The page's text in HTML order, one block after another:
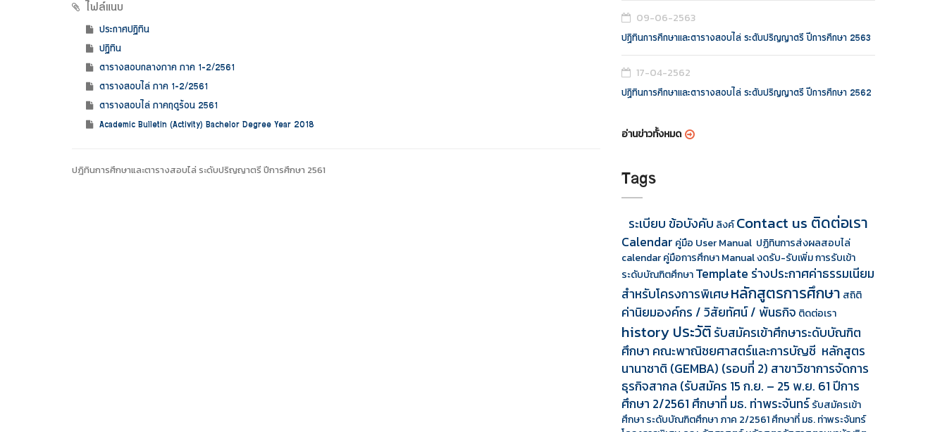
ไฟล์แนบ
ประกาศปฏิทิน
ปฏิทิน
ตารางสอบกลางภาค ภาค 1-2/2561
ตารางสอบไล่ ภาค 1-2/2561
ตารางสอบไล่ ภาคฤดูร้อน 2561
Academic Bulletin (Activity) Bachelor Degree Year 2018
ปฎิทินการศึกษาและตารางสอบไล่ ระดับปริญญาตรี ปีการศึกษา 2561
09-06-2563
ปฎิทินการศึกษาและตารางสอบไล่ ระดับปริญญาตรี ปีการศึกษา 2563
17-04-2562
ปฎิทินการศึกษาและตารางสอบไล่ ระดับปริญญาตรี ปีการศึกษา 2562
อ่านข่าวทั้งหมด
Tags
ระเบียบ ข้อบังคับ ลิงค์Contact us ติดต่อเรา
Calendar คู่มือ User Manual ปฏิทินการส่งผลสอบไล่
calendarคู่มือการศึกษา Manualงดรับ-รับเพิ่มการรับเข้า
ระดับบัณฑิตศึกษาTemplate ร่างประกาศค่าธรรมเนียม
สำหรับโครงการพิเศษหลักสูตรการศึกษา สถิติ
ค่านิยมองค์กร / วิสัยทัศน์ / พันธกิจ ติดต่อเรา
history ประวัติรับสมัครเข้าศึกษาระดับบัณฑิต
ศึกษา คณะพาณิชยศาสตร์และการบัญชี หลักสูตร
นานาชาติ (GEMBA) (รอบที่ 2) สาขาวิชาการจัดการ
ธุรกิจสากล (รับสมัคร 15 ก.ย. – 25 พ.ย. 61 ปีการ
ศึกษา 2/2561 ศึกษาที่ มธ. ท่าพระจันทร์รับสมัครเข้า
ศึกษา ระดับบัณฑิตศึกษา ภาค 2/2561 ศึกษาที่ มธ. ท่าพระจันทร์